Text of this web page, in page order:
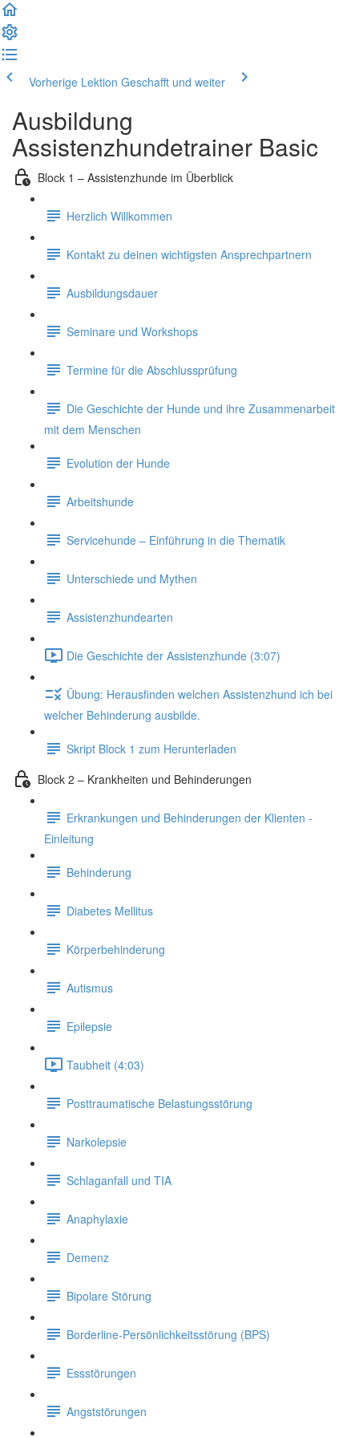
Vorherige Lektion Geschafft und weiter
Ausbildung
Assistenzhundetrainer Basic
Block 1 – Assistenzhunde im Überblick
Herzlich Willkommen
Kontakt zu deinen wichtigsten Ansprechpartnern
Ausbildungsdauer
Seminare und Workshops
Termine für die Abschlussprüfung
Die Geschichte der Hunde und ihre Zusammenarbeit
mit dem Menschen
Evolution der Hunde
Arbeitshunde
Servicehunde – Einführung in die Thematik
Unterschiede und Mythen
Assistenzhundearten
Die Geschichte der Assistenzhunde (3:07)
Übung: Herausfinden welchen Assistenzhund ich bei
welcher Behinderung ausbilde.
Skript Block 1 zum Herunterladen
Block 2 – Krankheiten und Behinderungen
Erkrankungen und Behinderungen der Klienten -
Einleitung
Behinderung
Diabetes Mellitus
Körperbehinderung
Autismus
Epilepsie
Taubheit (4:03)
Posttraumatische Belastungsstörung
Narkolepsie
Schlaganfall und TIA
Anaphylaxie
Demenz
Bipolare Störung
Borderline-Persönlichkeitsstörung (BPS)
Essstörungen
Angststörungen